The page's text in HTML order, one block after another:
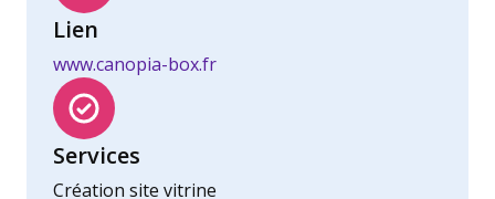
Lien
www.canopia-box.fr
Services
Création site vitrine